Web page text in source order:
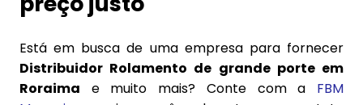
Está em busca de uma empresa para fornecer
Distribuidor Rolamento de grande porte em
Roraima e muito mais? Conte com a FBM